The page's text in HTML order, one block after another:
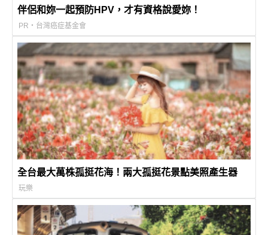
伴侶和妳一起預防HPV，才有資格說愛妳！
PR・台灣癌症基金會
全台最大萬株孤挺花海！兩大孤挺花景點美照產生器
玩樂